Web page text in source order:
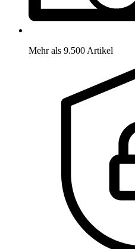
Mehr als 9.500 Artikel